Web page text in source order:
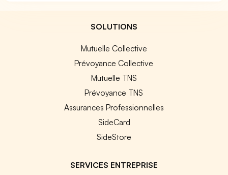
SOLUTIONS
Mutuelle Collective
Prévoyance Collective
Mutuelle TNS
Prévoyance TNS
Assurances Professionnelles
SideCard
SideStore
SERVICES ENTREPRISE